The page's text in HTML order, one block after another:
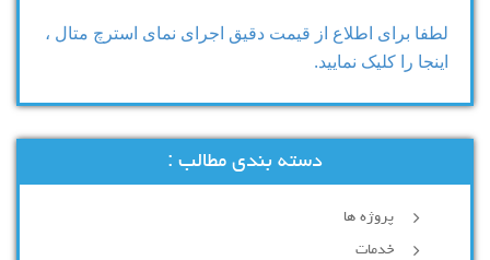
لطفا برای اطلاع از قیمت دقیق اجرای نمای استرچ متال ،
اینجا را کلیک نمایید.
دسته بندی مطالب :
پروژه ها
خدمات